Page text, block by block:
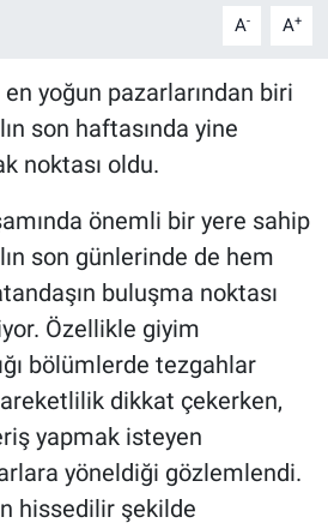
A- A+
en yoğun pazarlarından biri
son haftasında yine
noktası oldu.
önemli bir yere sahip
son günlerinde de hem
buluşma noktası
Özellikle giyim
bölümlerde tezgahlar
dikkat çekerken,
yapmak isteyen
yöneldiği gözlemlendi.
hissedilir şekilde